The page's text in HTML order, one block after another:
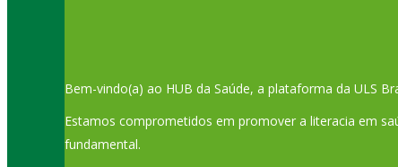
Bem-vindo(a) ao HUB da Saúde, a plataforma da ULS
Estamos comprometidos em promover a literacia em
fundamental.